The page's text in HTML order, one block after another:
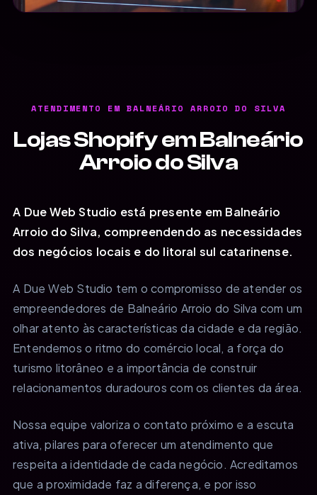
ATENDIMENTO EM BALNEÁRIO ARROIO DO SILVA
Lojas Shopify em Balneário
Arroio do Silva
A Due Web Studio está presente em Balneário
Arroio do Silva, compreendendo as necessidades
dos negócios locais e do litoral sul catarinense.
A Due Web Studio tem o compromisso de atender os
empreendedores de Balneário Arroio do Silva com um
olhar atento às características da cidade e da região.
Entendemos o ritmo do comércio local, a força do
turismo litorâneo e a importância de construir
relacionamentos duradouros com os clientes da área.
Nossa equipe valoriza o contato próximo e a escuta
ativa, pilares para oferecer um atendimento que
respeita a identidade de cada negócio. Acreditamos
que a proximidade faz a diferença, e por isso